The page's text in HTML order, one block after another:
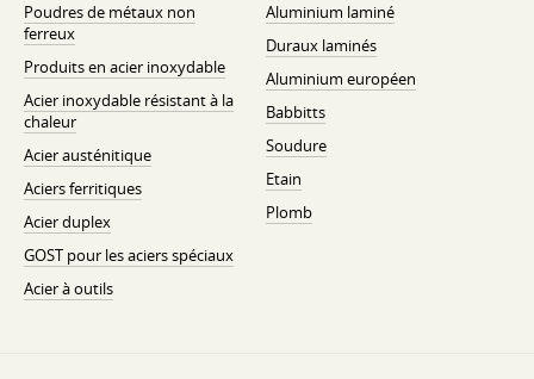
Poudres de métaux non
ferreux
Produits en acier inoxydable
Acier inoxydable résistant à la
chaleur
Acier austénitique
Aciers ferritiques
Acier duplex
GOST pour les aciers spéciaux
Acier à outils
Aluminium laminé
Duraux laminés
Aluminium européen
Babbitts
Soudure
Etain
Plomb